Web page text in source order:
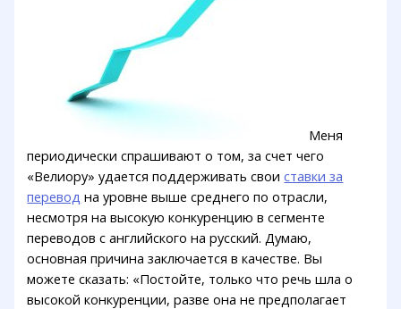
Меня
периодически спрашивают о том, за счет чего
«Велиору» удается поддерживать своиставки за
перевод на уровне выше среднего по отрасли,
несмотря на высокую конкуренцию в сегменте
переводов с английского на русский. Думаю,
основная причина заключается в качестве. Вы
можете сказать: «Постойте, только что речь шла о
высокой конкуренции, разве она не предполагает